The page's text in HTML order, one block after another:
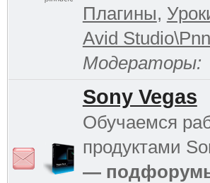
Плагины,
Avid
Модераторы:
Sony Vegas
Обучаемся
продуктами
—